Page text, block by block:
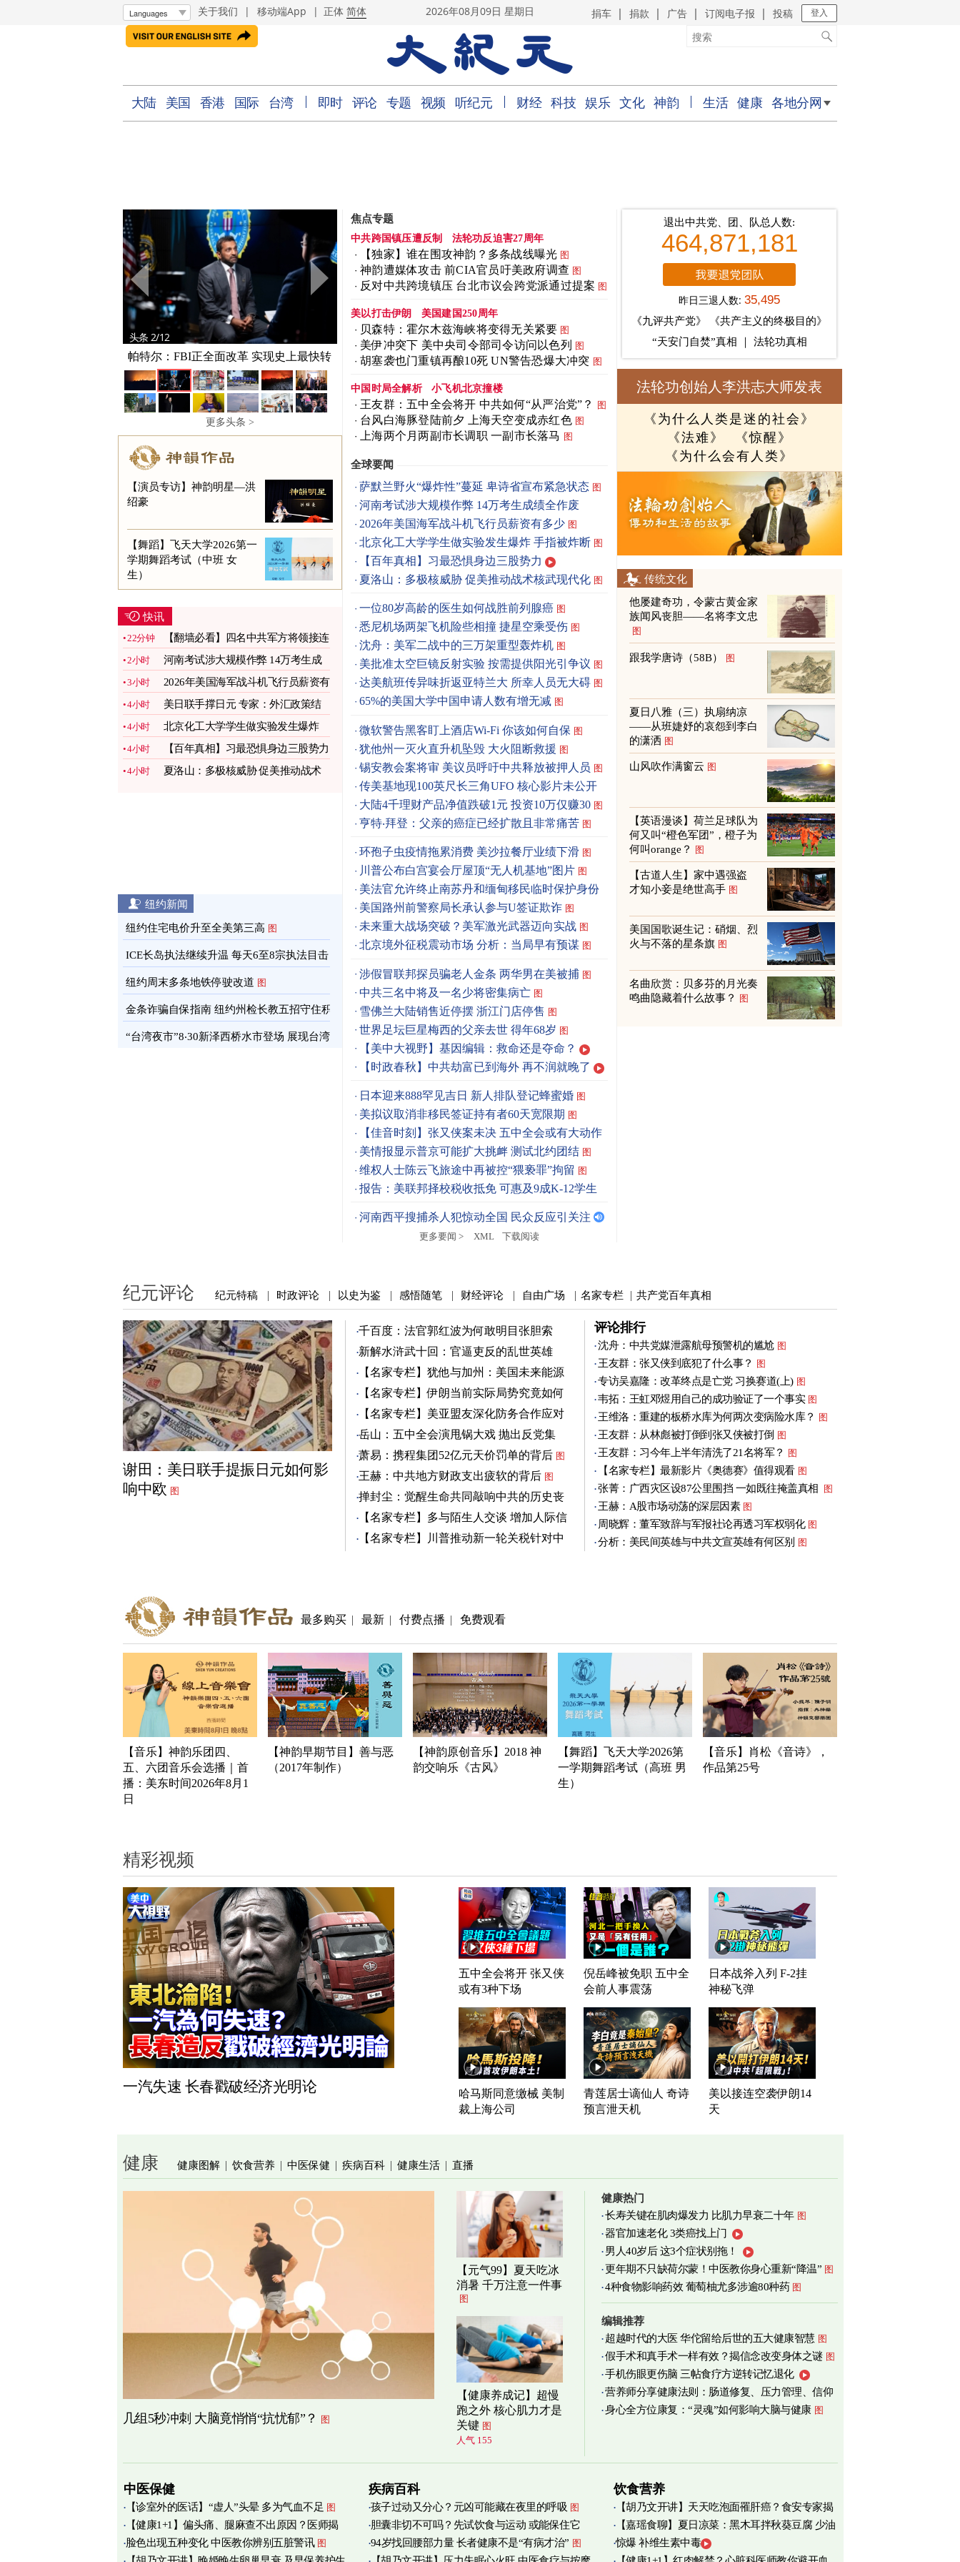
关于我们 | 移动端App | 正体 简体 2026年08月09日 星期日 捐车 捐款 广告 订阅电子报 投稿 登入
大陆 美国 香港 国际 台湾 即时 评论 专题 视频 听纪元 财经 科技 娱乐 文化 神韵 生活 健康 各地分网
头条 2/12
帕特尔：FBI正全面改革 实现史上最快转
型
更多头条 >
【演员专访】神韵明星—洪
绍豪
【舞蹈】飞天大学2026第一
学期舞蹈考试（中班 女
生）
快讯
22分钟
【翻墙必看】四名中共军方将领接连
病亡 图
2小时
河南考试涉大规模作弊 14万考生成
绩全作废
3小时
2026年美国海军战斗机飞行员薪资有
多少 图
4小时
美日联手撑日元 专家：外汇政策结
合地缘政治 图
4小时
北京化工大学学生做实验发生爆炸
手指被炸断 图
4小时 【百年真相】习最恐惧身边三股势力
4小时
夏洛山：多极核威胁 促美推动战术
纽约新闻
纽约住宅电价升至全美第三高 图
ICE长岛执法继续升温 每天6至8宗执法目击
通报 图
纽约周末多条地铁停驶改道 图
金条诈骗自保指南 纽约州检长教五招守住积
蓄 图
“台湾夜市”8‧30新泽西桥水市登场 展现台湾
焦点专题
中共跨国镇压遭反制 法轮功反迫害27周年
【独家】谁在围攻神韵？多条战线曝光 图
神韵遭媒体攻击 前CIA官员吁美政府调查 图
反对中共跨境镇压 台北市议会跨党派通过提案 图
美以打击伊朗 美国建国250周年
贝森特：霍尔木兹海峡将变得无关紧要 图
美伊冲突下 美中央司令部司令访问以色列 图
胡塞袭也门重镇再酿10死 UN警告恐爆大冲突 图
中国时局全解析 小飞机北京撞楼
王友群：五中全会将开 中共如何“从严治党”？ 图
台风白海豚登陆前夕 上海天空变成赤红色 图
上海两个月两副市长调职 一副市长落马 图
全球要闻
萨默兰野火“爆炸性”蔓延 卑诗省宣布紧急状态 图
河南考试涉大规模作弊 14万考生成绩全作废
2026年美国海军战斗机飞行员薪资有多少 图
北京化工大学学生做实验发生爆炸 手指被炸断 图
【百年真相】习最恐惧身边三股势力
夏洛山：多极核威胁 促美推动战术核武现代化 图
一位80岁高龄的医生如何战胜前列腺癌 图
悉尼机场两架飞机险些相撞 捷星空乘受伤 图
沈舟：美军二战中的三万架重型轰炸机 图
美批准太空巨镜反射实验 按需提供阳光引争议 图
达美航班传异味折返亚特兰大 所幸人员无大碍 图
65%的美国大学中国申请人数有增无减 图
微软警告黑客盯上酒店Wi-Fi 你该如何自保 图
犹他州一灭火直升机坠毁 大火阻断救援 图
锡安教会案将审 美议员呼吁中共释放被押人员 图
传美基地现100英尺长三角UFO 核心影片未公开
图
大陆4千理财产品净值跌破1元 投资10万仅赚30 图
亨特‧拜登：父亲的癌症已经扩散且非常痛苦 图
环孢子虫疫情拖累消费 美沙拉餐厅业绩下滑 图
川普公布白宫宴会厅屋顶“无人机基地”图片 图
美法官允许终止南苏丹和缅甸移民临时保护身份
图
美国路州前警察局长承认参与U签证欺诈 图
未来重大战场突破？美军激光武器迈向实战 图
北京境外征税震动市场 分析：当局早有预谋 图
涉假冒联邦探员骗老人金条 两华男在美被捕 图
中共三名中将及一名少将密集病亡 图
雪佛兰大陆销售近停摆 浙江门店停售 图
世界足坛巨星梅西的父亲去世 得年68岁 图
【美中大视野】基因编辑：救命还是夺命？
【时政春秋】中共劫富已到海外 再不润就晚了
日本迎来888罕见吉日 新人排队登记蜂蜜婚 图
美拟议取消非移民签证持有者60天宽限期 图
【佳音时刻】张又侠案未决 五中全会或有大动作
美情报显示普京可能扩大挑衅 测试北约团结 图
维权人士陈云飞旅途中再被控“猥亵罪”拘留 图
报告：美联邦择校税收抵免 可惠及9成K-12学生
河南西平搜捕杀人犯惊动全国 民众反应引关注
更多要闻 > XML 下载阅读
退出中共党、团、队总人数:
464,871,181
昨日三退人数:35,495
《九评共产党》
《共产主义的终极目的》
“天安门自焚”真相
法轮功真相
法轮功创始人李洪志大师发表
《为什么人类是迷的社会》
《法难》
《惊醒》
《为什么会有人类》
传统文化
他屡建奇功，令蒙古黄金家
族闻风丧胆——名将李文忠
图
跟我学唐诗（58B） 图
夏日八雅（三）执扇纳凉
——从班婕妤的哀怨到李白
的潇洒 图
山风吹作满窗云 图
【英语漫谈】荷兰足球队为
何又叫“橙色军团”，橙子为
何叫orange？
图
【古道人生】家中遇强盗
才知小妾是绝世高手 图
美国国歌诞生记：硝烟、烈
火与不落的星条旗 图
名曲欣赏：贝多芬的月光奏
鸣曲隐藏着什么故事？
图
纪元评论 纪元特稿 | 时政评论 | 以史为鉴 | 感悟随笔 | 财经评论 | 自由广场 | 名家专栏 | 共产党百年真相
谢田：美日联手提振日元如何影
响中欧 图
千百度：法官郭红波为何敢明目张胆索
贿？
新解水浒武十回：官逼吏反的乱世英雄
（4） 图
【名家专栏】犹他与加州：美国未来能源
之争 图
【名家专栏】伊朗当前实际局势究竟如何
图
【名家专栏】美亚盟友深化防务合作应对
中共
图
岳山：五中全会演甩锅大戏 抛出反党集
团？
萧易：携程集团52亿元天价罚单的背后 图
王赫：中共地方财政支出疲软的背后 图
掸封尘：觉醒生命共同敲响中共的历史丧
钟 图
【名家专栏】多与陌生人交谈 增加人际信
任 图
【名家专栏】川普推动新一轮关税针对中
评论排行
沈舟：中共党媒泄露航母预警机的尴尬 图
王友群：张又侠到底犯了什么事？ 图
专访吴嘉隆：改革终点是亡党 习换赛道(上) 图
韦拓：王虹邓煜用自己的成功验证了一个事实 图
王维洛：重建的板桥水库为何两次变病险水库？ 图
王友群：从林彪被打倒到张又侠被打倒 图
王友群：习今年上半年清洗了21名将军？ 图
【名家专栏】最新影片《奥德赛》值得观看 图
张菁：广西灾区设87公里围挡 一如既往掩盖真相 图
王赫：A股市场动荡的深层因素 图
周晓辉：董军致辞与军报社论再透习军权弱化 图
分析：美民间英雄与中共文宣英雄有何区别 图
最多购买 | 最新 | 付费点播 | 免费观看
【音乐】神韵乐团四、
五、六团音乐会选播｜首
播：美东时间2026年8月1
日
【神韵早期节目】善与恶
（2017年制作）
【神韵原创音乐】2018 神
韵交响乐《古风》
【舞蹈】飞天大学2026第
一学期舞蹈考试（高班 男
生）
【音乐】肖松《音诗》，
作品第25号
精彩视频
一汽失速 长春戳破经济光明论
五中全会将开 张又侠
或有3种下场
倪岳峰被免职 五中全
会前人事震荡
日本战斧入列 F-2挂
神秘飞弹
哈马斯同意缴械 美制
裁上海公司
青莲居士谪仙人 奇诗
预言泄天机
美以接连空袭伊朗14
天
健康 健康图解 | 饮食营养 | 中医保健 | 疾病百科 | 健康生活 | 直播
几组5秒冲刺 大脑竟悄悄“抗忧郁”？ 图
【元气99】夏天吃冰
消暑 千万注意一件事
图
【健康养成记】超慢
跑之外 核心肌力才是
关键 图
人气 155
健康热门
长寿关键在肌肉爆发力 比肌力早衰二十年 图
器官加速老化 3类癌找上门
男人40岁后 这3个症状别拖！
更年期不只缺荷尔蒙！中医教你身心重新“降温” 图
4种食物影响药效 葡萄柚尤多涉逾80种药 图
编辑推荐
超越时代的大医 华佗留给后世的五大健康智慧 图
假手术和真手术一样有效？揭信念改变身体之谜 图
手机伤眼更伤脑 三帖食疗方逆转记忆退化
营养师分享健康法则：肠道修复、压力管理、信仰
实践 图
身心全方位康复：“灵魂”如何影响大脑与健康 图
中医保健
【诊室外的医话】“虚人”头晕 多为气血不足 图
【健康1+1】偏头痛、腿麻查不出原因？医师揭
痛源竟在肌筋膜 图
脸色出现五种变化 中医教你辨别五脏警讯 图
疾病百科
孩子过动又分心？元凶可能藏在夜里的呼吸 图
胆囊非切不可吗？先试饮食与运动 或能保住它
图
94岁找回腰部力量 长者健康不是“有病才治” 图
饮食营养
【胡乃文开讲】天天吃泡面罹肝癌？食安专家揭
添加物真相
【嘉瑶食聊】夏日凉菜：黑木耳拌秋葵豆腐 少油
烟清爽养心 图
惊爆 补维生素中毒